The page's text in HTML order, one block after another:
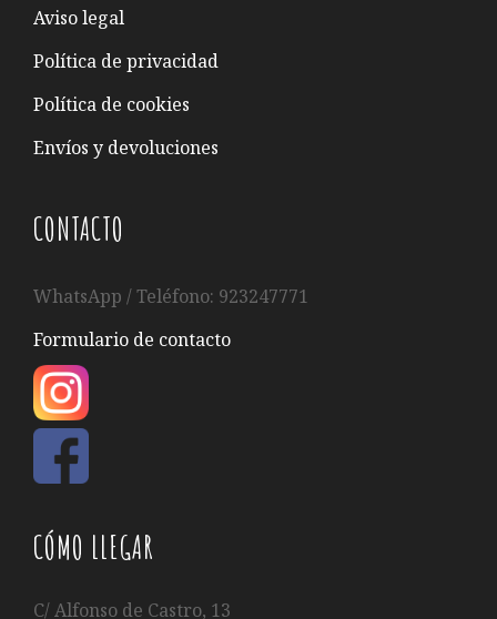
Aviso legal
Política de privacidad
Política de cookies
Envíos y devoluciones
CONTACTO
WhatsApp / Teléfono: 923247771
Formulario de contacto
CÓMO LLEGAR
C/ Alfonso de Castro, 13